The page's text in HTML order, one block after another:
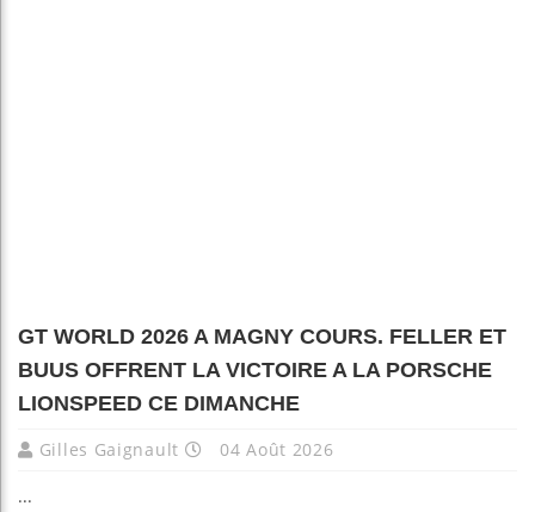
GT WORLD 2026 A MAGNY COURS. FELLER ET
BUUS OFFRENT LA VICTOIRE A LA PORSCHE
LIONSPEED CE DIMANCHE
Gilles Gaignault 04 Août 2026
...